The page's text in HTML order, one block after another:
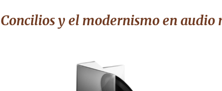
y el modernismoen audio